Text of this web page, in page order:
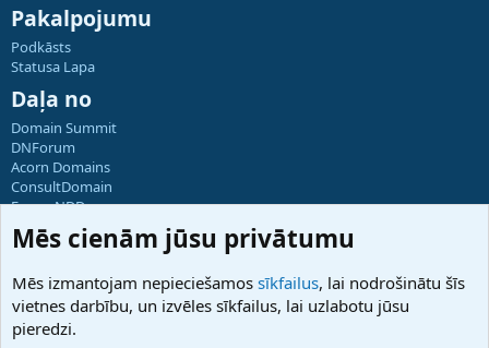
Pakalpojumu
Podkāsts
Statusa Lapa
Daļa no
Domain Summit
DNForum
Acorn Domains
ConsultDomain
ForumNDD
Domainforum.ro
27.be
Hostmaria
Atbalsts
Mēs cienām jūsu privātumu
Mēs izmantojam nepieciešamos sīkfailus, lai nodrošinātu šīs
vietnes darbību, un izvēles sīkfailus, lai uzlabotu jūsu
pieredzi.